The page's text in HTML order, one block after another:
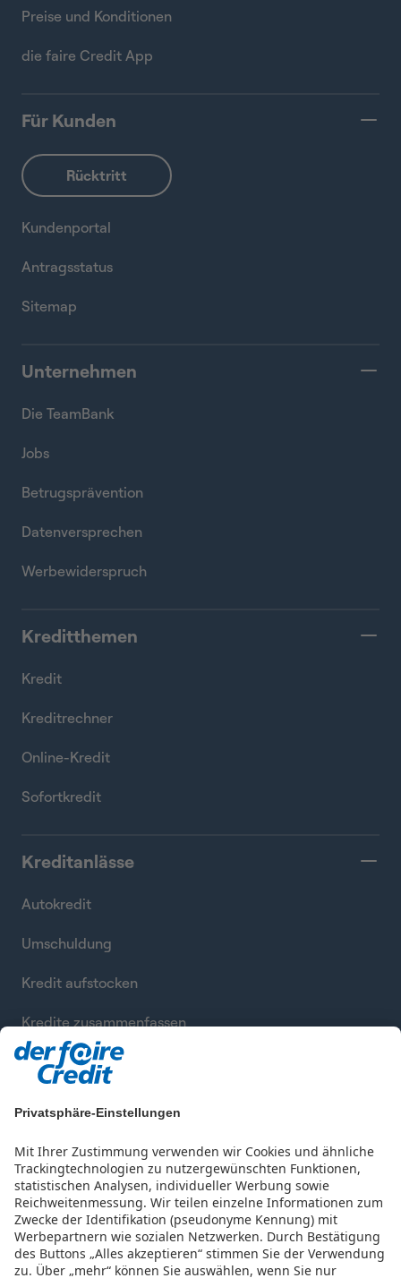
Privatsphäre-Einstellungen
Mit Ihrer Zustimmung verwenden wir Cookies und ähnliche
Trackingtechnologien zu nutzergewünschten Funktionen,
statistischen Analysen, individueller Werbung sowie
Reichweitenmessung. Wir teilen einzelne Informationen zum
Zwecke der Identifikation (pseudonyme Kennung) mit
Werbepartnern wie sozialen Netzwerken. Durch Bestätigung
des Buttons „Alles akzeptieren“ stimmen Sie der Verwendung
zu. Über „mehr“ können Sie auswählen, wenn Sie nur
Preise und Konditionen
die faire Credit App
Für Kunden
Kundenportal
Antragsstatus
Sitemap
Unternehmen
Die TeamBank
Jobs
Betrugsprävention
Datenversprechen
Werbewiderspruch
Kreditthemen
Kredit
Kreditrechner
Online-Kredit
Sofortkredit
Kreditanlässe
Autokredit
Umschuldung
Kredit aufstocken
Kredite zusammenfassen